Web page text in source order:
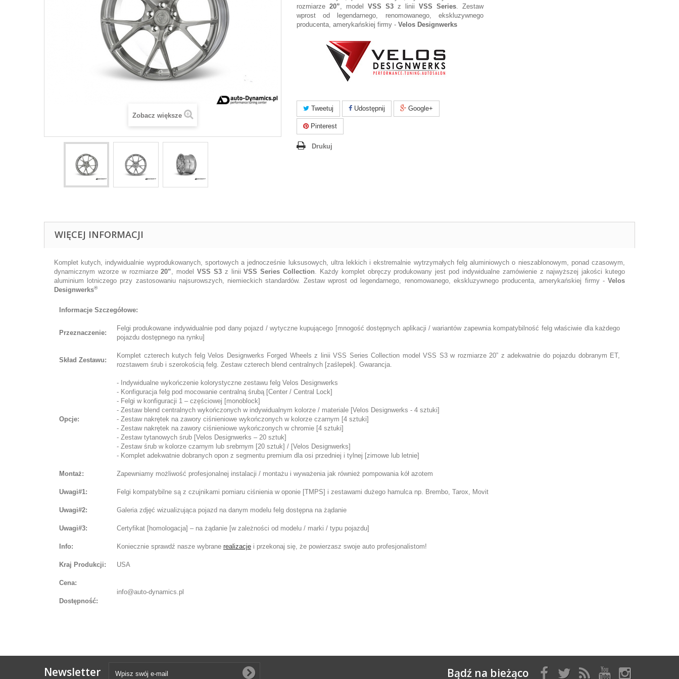
Zobacz większe
rozmiarze 20”, model VSS S3 z linii VSS Series. Zestaw
wprost od legendarnego, renomowanego, ekskluzywnego
producenta, amerykańskiej firmy - Velos Designwerks
Tweetuj Udostępnij Google+
Pinterest
Drukuj
WIĘCEJ INFORMACJI
Komplet kutych, indywidualnie wyprodukowanych, sportowych a jednocześnie luksusowych, ultra lekkich i ekstremalnie wytrzymałych felg aluminiowych o nieszablonowym, ponad czasowym,
dynamicznym wzorze w rozmiarze20”, modelVSS S3z liniiVSS Series Collection. Każdy komplet obręczy produkowany jest pod indywidualne zamówienie z najwyższej jakości kutego
aluminium lotniczego przy zastosowaniu najsurowszych, niemieckich standardów. Zestaw wprost od legendarnego, renomowanego, ekskluzywnego producenta, amerykańskiej firmy - Velos
Designwerks®
Informacje Szczegółowe:
Przeznaczenie:
Felgi produkowane indywidualnie pod dany pojazd / wytyczne kupującego [mnogość dostępnych aplikacji / wariantów zapewnia kompatybilność felg właściwie dla każdego
pojazdu dostępnego na rynku]
Skład Zestawu:
Komplet czterech kutych felg Velos Designwerks Forged Wheels z linii VSS Series Collection model VSS S3 w rozmiarze 20” z adekwatnie do pojazdu dobranym ET,
rozstawem śrub i szerokością felg. Zestaw czterech blend centralnych [zaślepek]. Gwarancja.
Opcje:
- Indywidualne wykończenie kolorystyczne zestawu felg Velos Designwerks
- Konfiguracja felg pod mocowanie centralną śrubą [Center / Central Lock]
- Felgi w konfiguracji 1 – częściowej [monoblock]
- Zestaw blend centralnych wykończonych w indywidualnym kolorze / materiale [Velos Designwerks - 4 sztuki]
- Zestaw nakrętek na zawory ciśnieniowe wykończonych w kolorze czarnym [4 sztuki]
- Zestaw nakrętek na zawory ciśnieniowe wykończonych w chromie [4 sztuki]
- Zestaw tytanowych śrub [Velos Designwerks – 20 sztuk]
- Zestaw śrub w kolorze czarnym lub srebrnym [20 sztuk] / [Velos Designwerks]
- Komplet adekwatnie dobranych opon z segmentu premium dla osi przedniej i tylnej [zimowe lub letnie]
Montaż: Zapewniamy możliwość profesjonalnej instalacji / montażu i wyważenia jak również pompowania kół azotem
Uwagi#1: Felgi kompatybilne są z czujnikami pomiaru ciśnienia w oponie [TMPS] i zestawami dużego hamulca np. Brembo, Tarox, Movit
Uwagi#2: Galeria zdjęć wizualizująca pojazd na danym modelu felg dostępna na żądanie
Uwagi#3: Certyfikat [homologacja] – na żądanie [w zależności od modelu / marki / typu pojazdu]
Info: Koniecznie sprawdź nasze wybrane realizacje i przekonaj się, że powierzasz swoje auto profesjonalistom!
Kraj Produkcji: USA
Cena:
info@auto-dynamics.pl
Dostępność:
Newsletter Bądź na bieżąco